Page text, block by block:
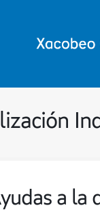
a la